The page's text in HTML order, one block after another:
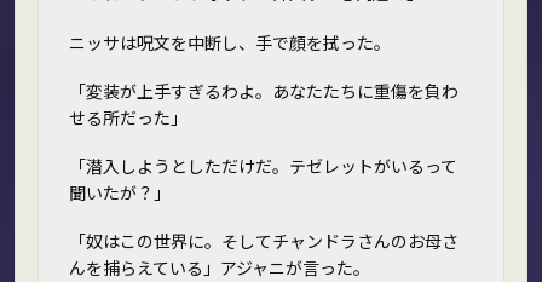
ニッサは呪文を中断し、手で顔を拭った。
「変装が上手すぎるわよ。あなたたちに重傷を負わ
せる所だった」
「潜入しようとしただけだ。テゼレットがいるって
聞いたが？」
「奴はこの世界に。そしてチャンドラさんのお母さ
んを捕らえている」アジャニが言った。